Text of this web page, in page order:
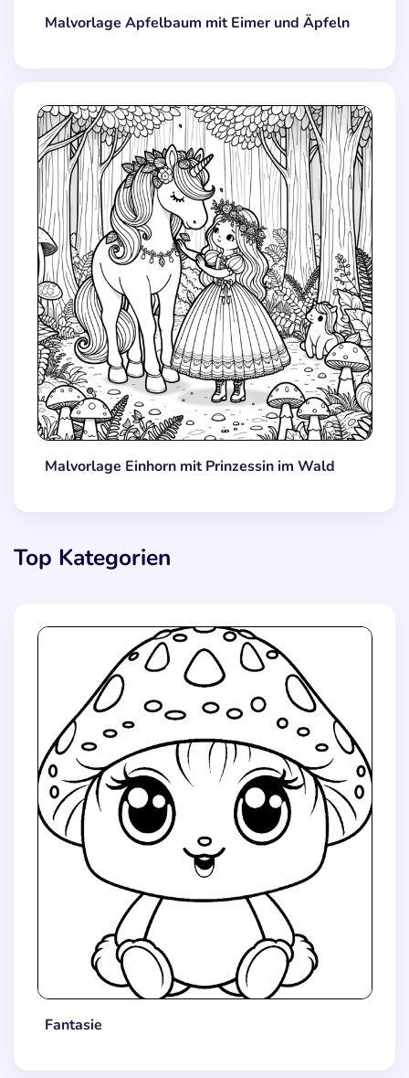
Malvorlage Apfelbaum mit Eimer und Äpfeln
Malvorlage Einhorn mit Prinzessin im Wald
Top Kategorien
Fantasie